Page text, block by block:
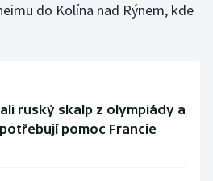
do Kolína nad Rýnem, kde
ruský skalp z olympiády a
pomoc Francie